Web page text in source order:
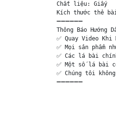
Chất liệu: Giấy
Kích thước thẻ
➖➖➖➖➖➖
Thông Báo Hướng
✅ Quay Video
✅ Mọi sản phẩm
✅ Các lá bài
✅ Một số lá bài
✅ Chúng tôi
➖➖➖➖➖➖